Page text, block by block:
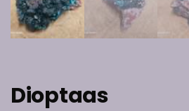
Dioptaas